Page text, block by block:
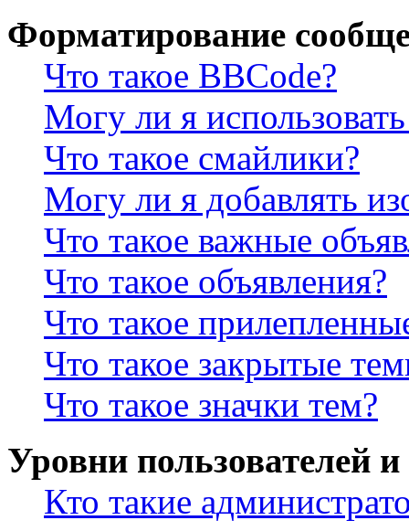
Форматирование
Что такое BBCode?
Могу ли я
Что такое смайлики?
Могу ли я добавлять
Что такое важные
Что такое объявления?
Что такое
Что такое закрытые
Что такое значки тем?
Уровни пользователей
Кто такие